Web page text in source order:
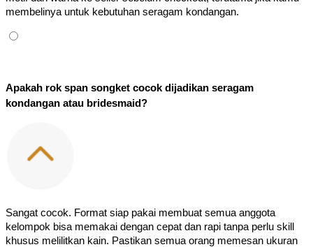
membelinya untuk kebutuhan seragam kondangan.
Apakah rok span songket cocok dijadikan seragam
kondangan atau bridesmaid?
Sangat cocok. Format siap pakai membuat semua anggota
kelompok bisa memakai dengan cepat dan rapi tanpa perlu skill
khusus melilitkan kain. Pastikan semua orang memesan ukuran